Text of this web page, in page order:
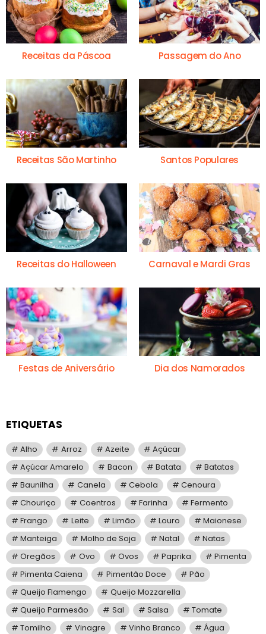
Receitas da Páscoa Passagem do Ano
Receitas São Martinho Santos Populares
Receitas do Halloween Carnaval e Mardi Gras
Festas de Aniversário Dia dos Namorados
ETIQUETAS
Alho Arroz Azeite
Açúcar
Açúcar Amarelo
Bacon Batata
Batatas
Baunilha
Canela Cebola
Cenoura
Chouriço
Coentros Farinha
Fermento
Frango
Leite Limão Louro
Maionese
Manteiga
Molho de Soja Natal
Natas
Oregãos
Ovo Ovos Paprika
Pimenta
Pimenta Caiena
Pimentão Doce
Pão
Queijo Flamengo
Queijo Mozzarella
Queijo Parmesão
Sal Salsa
Tomate
Tomilho
Vinagre Vinho Branco
Água